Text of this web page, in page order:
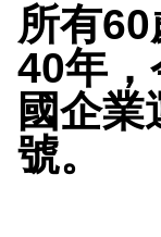
所有60
40年，
國企
號。